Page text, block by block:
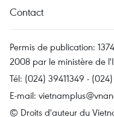
Contact
Permis de publication:
2008 par le ministère de
Tél: (024) 39411349 -
E-mail:
© Droits d'auteur du